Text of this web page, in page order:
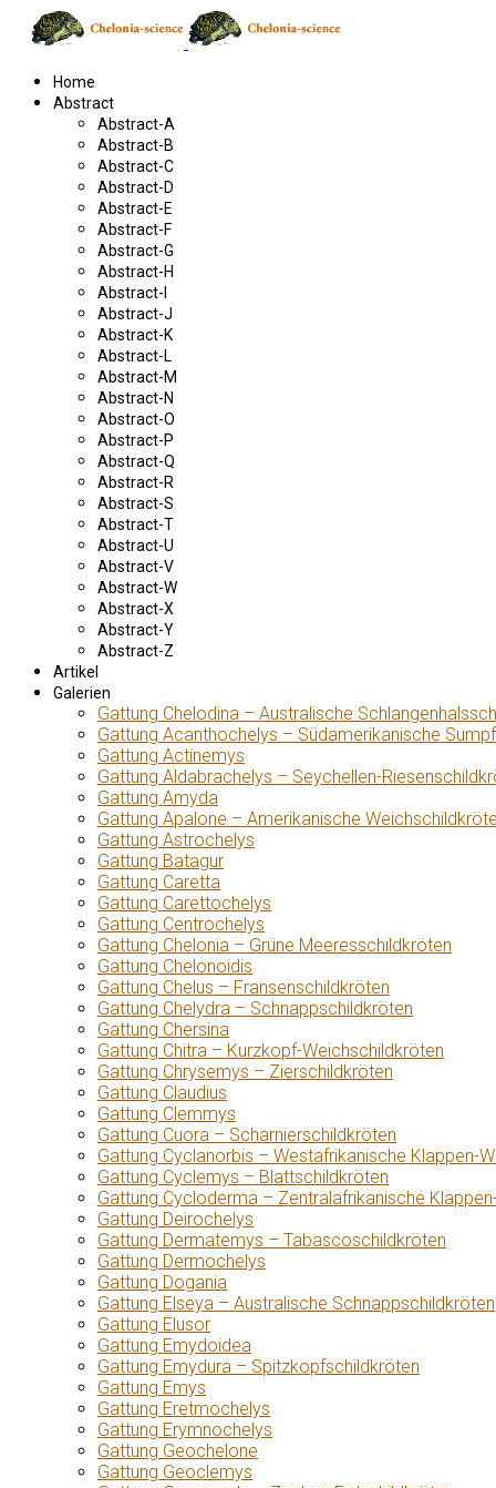
Home
Abstract
Abstract-A
Abstract-B
Abstract-C
Abstract-D
Abstract-E
Abstract-F
Abstract-G
Abstract-H
Abstract-I
Abstract-J
Abstract-K
Abstract-L
Abstract-M
Abstract-N
Abstract-O
Abstract-P
Abstract-Q
Abstract-R
Abstract-S
Abstract-T
Abstract-U
Abstract-V
Abstract-W
Abstract-X
Abstract-Y
Abstract-Z
Artikel
Galerien
Gattung Chelodina – Australische
Gattung Acanthochelys – Südamerikanische
Gattung Actinemys
Gattung Aldabrachelys – Seychellen-
Gattung Amyda
Gattung Apalone – Amerikanische
Gattung Astrochelys
Gattung Batagur
Gattung Caretta
Gattung Carettochelys
Gattung Centrochelys
Gattung Chelonia – Grüne Meeresschildkröten
Gattung Chelonoidis
Gattung Chelus – Fransenschildkröten
Gattung Chelydra – Schnappschildkröten
Gattung Chersina
Gattung Chitra – Kurzkopf-Weichschildkröten
Gattung Chrysemys – Zierschildkröten
Gattung Claudius
Gattung Clemmys
Gattung Cuora – Scharnierschildkröten
Gattung Cyclanorbis – Westafrikanische Klappen-
Gattung Cyclemys – Blattschildkröten
Gattung Cycloderma – Zentralafrikanische
Gattung Deirochelys
Gattung Dermatemys – Tabascoschildkröten
Gattung Dermochelys
Gattung Dogania
Gattung Elseya – Australische Schnappschildkröten
Gattung Elusor
Gattung Emydoidea
Gattung Emydura – Spitzkopfschildkröten
Gattung Emys
Gattung Eretmochelys
Gattung Erymnochelys
Gattung Geochelone
Gattung Geoclemys